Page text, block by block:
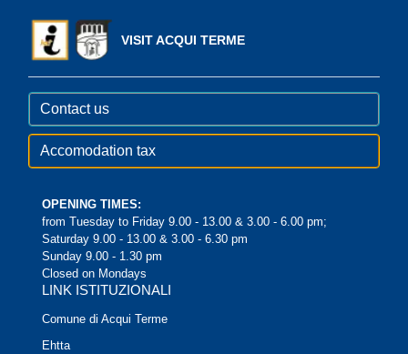
VISIT ACQUI TERME
Contact us
Accomodation tax
OPENING TIMES:
from Tuesday to Friday 9.00 - 13.00 & 3.00 - 6.00 pm;
Saturday 9.00 - 13.00 & 3.00 - 6.30 pm
Sunday 9.00 - 1.30 pm
Closed on Mondays
LINK ISTITUZIONALI
Comune di Acqui Terme
Ehtta